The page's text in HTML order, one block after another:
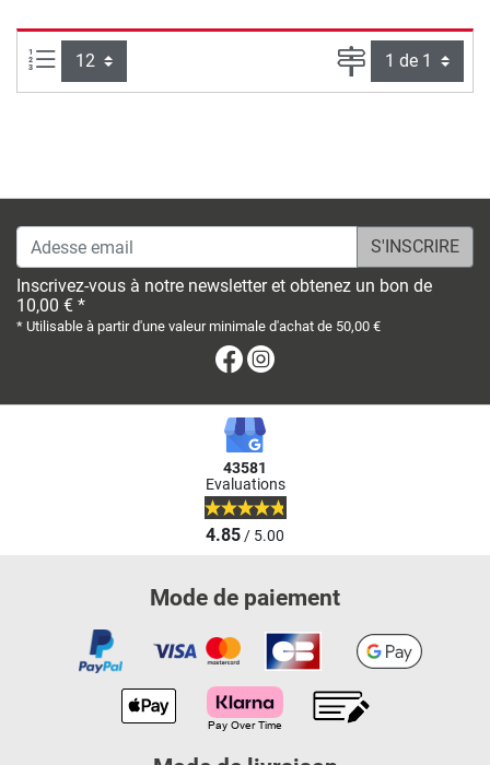
Articles par page : Page
Adesse email
Inscrivez-vous à notre newsletter et obtenez un bon de
10,00 € *
* Utilisable à partir d'une valeur minimale d'achat de 50,00 €
Facebook
43581
Evaluations
4.85/ 5.00
Mode de paiement